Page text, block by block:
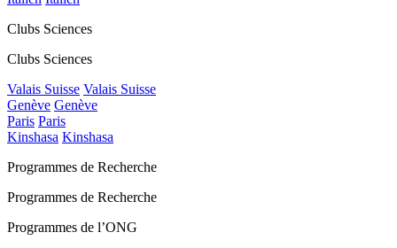
Clubs Sciences
Clubs Sciences
Valais Suisse Valais Suisse
Genève Genève
Paris Paris
Kinshasa Kinshasa
Programmes de Recherche
Programmes de Recherche
Programmes de l’ONG